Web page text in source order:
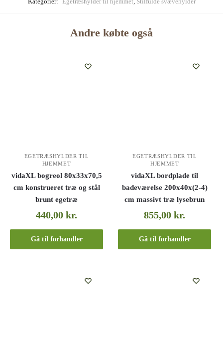
Andre købte også
EGETRÆSHYLDER TIL
HJEMMET
vidaXL bogreol 80x33x70,5
cm konstrueret træ og stål
brunt egetræ
440,00kr.
Gå til forhandler
EGETRÆSHYLDER TIL
HJEMMET
vidaXL bordplade til
badeværelse 200x40x(2-4)
cm massivt træ lysebrun
855,00kr.
Gå til forhandler